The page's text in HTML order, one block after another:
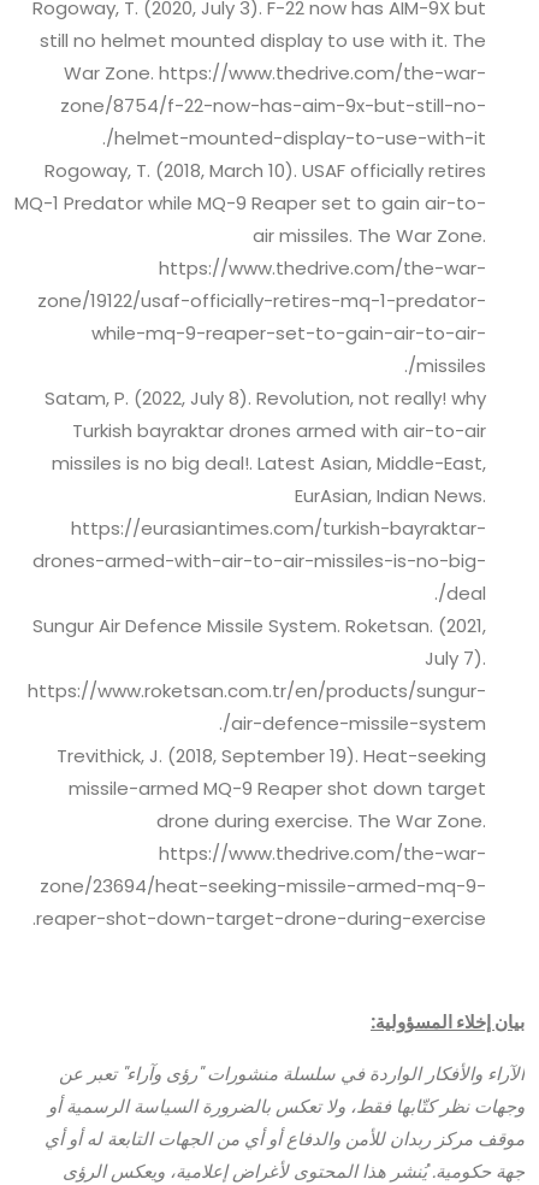
Rogoway, T. (2020, July 3). F-22 now has AIM-9X but
still no helmet mounted display to use with it. The
War Zone. https://www.thedrive.com/the-war-
zone/8754/f-22-now-has-aim-9x-but-still-no-
helmet-mounted-display-to-use-with-it/.
Rogoway, T. (2018, March 10). USAF officially retires
MQ-1 Predator while MQ-9 Reaper set to gain air-to-
air missiles. The War Zone.
https://www.thedrive.com/the-war-
zone/19122/usaf-officially-retires-mq-1-predator-
while-mq-9-reaper-set-to-gain-air-to-air-
missiles/.
Satam, P. (2022, July 8). Revolution, not really! why
Turkish bayraktar drones armed with air-to-air
missiles is no big deal!. Latest Asian, Middle-East,
EurAsian, Indian News.
https://eurasiantimes.com/turkish-bayraktar-
drones-armed-with-air-to-air-missiles-is-no-big-
deal/.
Sungur Air Defence Missile System. Roketsan. (2021,
July 7).
https://www.roketsan.com.tr/en/products/sungur-
air-defence-missile-system/.
Trevithick, J. (2018, September 19). Heat-seeking
missile-armed MQ-9 Reaper shot down target
drone during exercise. The War Zone.
https://www.thedrive.com/the-war-
zone/23694/heat-seeking-missile-armed-mq-9-
reaper-shot-down-target-drone-during-exercise.
بيان إخلاء المسؤولية:
الآراء والأفكار الواردة في سلسلة منشورات "رؤى وآراء" تعبر عن
وجهات نظر كتّابها فقط، ولا تعكس بالضرورة السياسة الرسمية أو
موقف مركز ربدان للأمن والدفاع أو أي من الجهات التابعة له أو أي
جهة حكومية. يُنشر هذا المحتوى لأغراض إعلامية، ويعكس الرؤى